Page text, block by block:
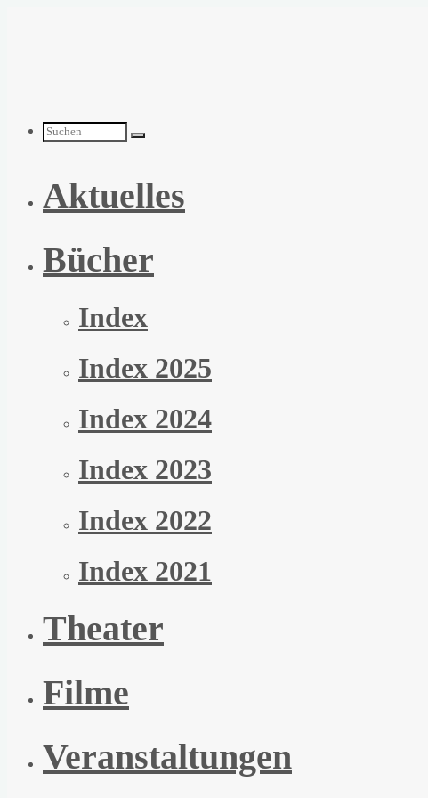
Suchen
nach:
Aktuelles
Bücher
Index
Index 2025
Index 2024
Index 2023
Index 2022
Index 2021
Theater
Filme
Veranstaltungen